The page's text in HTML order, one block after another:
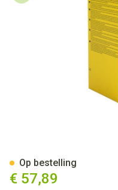
€ 57,89
Op bestelling